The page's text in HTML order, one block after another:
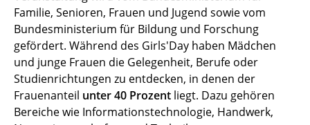
Familie, Senioren, Frauen und Jugend sowie vom
Bundesministerium für Bildung und Forschung
gefördert. Während des Girls'Day haben Mädchen
und junge Frauen die Gelegenheit, Berufe oder
Studienrichtungen zu entdecken, in denen der
Frauenanteil unter 40 Prozent liegt. Dazu gehören
Bereiche wie Informationstechnologie, Handwerk,